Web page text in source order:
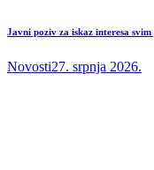
Javni poziv za iskaz interesa
Novosti27. srpnja 2026.